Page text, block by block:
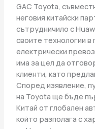
GAC Toyota,
неговия китайски
сътрудничило с
своите технологии
електрически
има за цел да
клиенти, като
Според изявление,
на Toyota ще бъде
Китай от глобален
който разполага с